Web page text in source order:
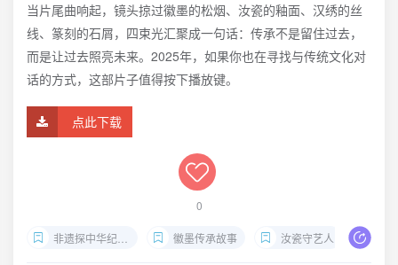
当片尾曲响起，镜头掠过徽墨的松烟、汝瓷的釉面、汉绣的丝
线、篆刻的石屑，四束光汇聚成一句话：传承不是留住过去，
而是让过去照亮未来。2025年，如果你也在寻找与传统文化对
话的方式，这部片子值得按下播放键。
点此下载
0
非遗探中华纪录片 徽墨传承故事 汝瓷守艺人